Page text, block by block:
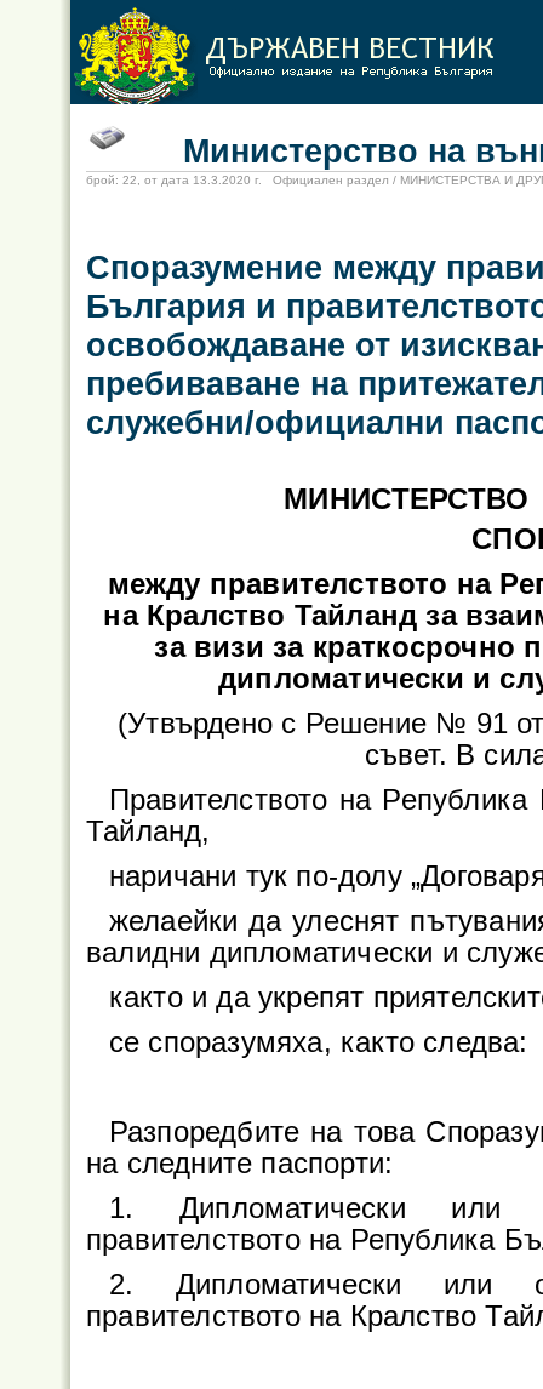
Министерство на
брой: 22, от дата 13.3.2020 г. Официален раздел / МИНИСТЕРСТВА И
Споразумение между
България и
освобождаване от
пребиваване на
служебни/официални
между правителството на
на Кралство Тайланд за
за визи за краткосрочно
дипломатически и
(Утвърдено с Решение № 91
съвет. В
Правителството на
Тайланд,
наричани тук по-долу
желаейки да улеснят
валидни дипломатически и
както и да укрепят
се споразумяха, както следва:
Разпоредбите на това
на следните паспорти:
1. Дипломатически или
правителството на Република
2. Дипломатически или
правителството на Кралство